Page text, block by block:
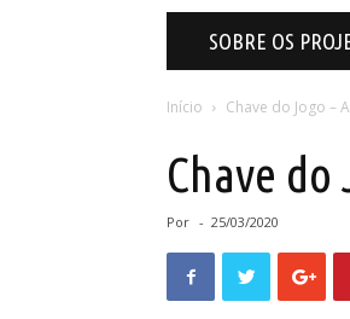
SOBRE OS
Início Chave do Jogo –
Chave do
Por - 25/03/2020